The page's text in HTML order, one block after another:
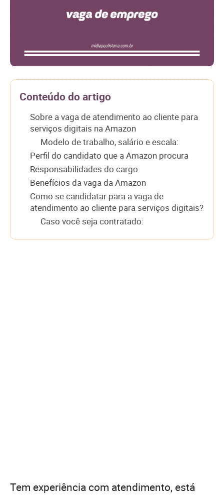
Conteúdo do artigo
Sobre a vaga de atendimento ao cliente para
serviços digitais na Amazon
Modelo de trabalho, salário e escala:
Perfil do candidato que a Amazon procura
Responsabilidades do cargo
Benefícios da vaga da Amazon
Como se candidatar para a vaga de
atendimento ao cliente para serviços digitais?
Caso você seja contratado:
Tem experiência com atendimento, está